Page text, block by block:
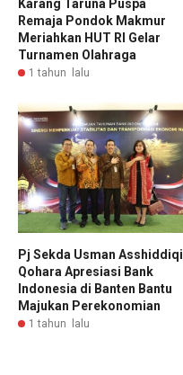
Karang Taruna Puspa
Remaja Pondok Makmur
Meriahkan HUT RI Gelar
Turnamen Olahraga
1 tahun lalu
Pj Sekda Usman Asshiddiqi
Qohara Apresiasi Bank
Indonesia di Banten Bantu
Majukan Perekonomian
1 tahun lalu